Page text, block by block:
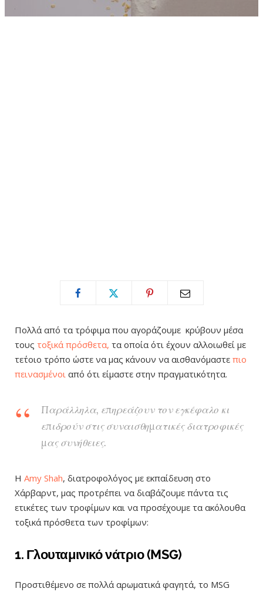
Πολλά από τα τρόφιμα που αγοράζουμε κρύβουν μέσα
τους τοξικά πρόσθετα, τα οποία ότι έχουν αλλοιωθεί με
τε΄τοιο τρόπο ώστε να μας κάνουν να αισθανόμαστε πιο
πεινασμένοι από ότι είμαστε στην πραγματικότητα.
Παράλληλα, επηρεάζουν τον εγκέφαλο κι
επιδρούν στις συναισθηματικές διατροφικές
μας συνήθειες.
Η Amy Shah, διατροφολόγος με εκπαίδευση στο
Χάρβαρντ, μας προτρέπει να διαβάζουμε πάντα τις
ετικέτες των τροφίμων και να προσέχουμε τα ακόλουθα
τοξικά πρόσθετα των τροφίμων:
1. Γλουταμινικό νάτριο (MSG)
Προστιθέμενο σε πολλά αρωματικά φαγητά, το MSG